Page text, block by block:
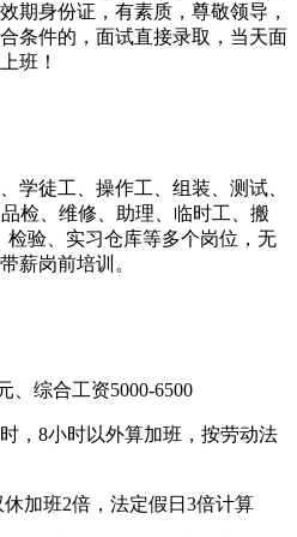
期身份证，有素质，尊敬领导，
条件的，面试直接录取，当天面
班！
学徒工、操作工、组装、测试、
检、维修、助理、临时工、搬
检验、实习仓库等多个岗位，无
薪岗前培训。
、综合工资5000-6500
，8小时以外算加班，按劳动法
加班2倍，法定假日3倍计算